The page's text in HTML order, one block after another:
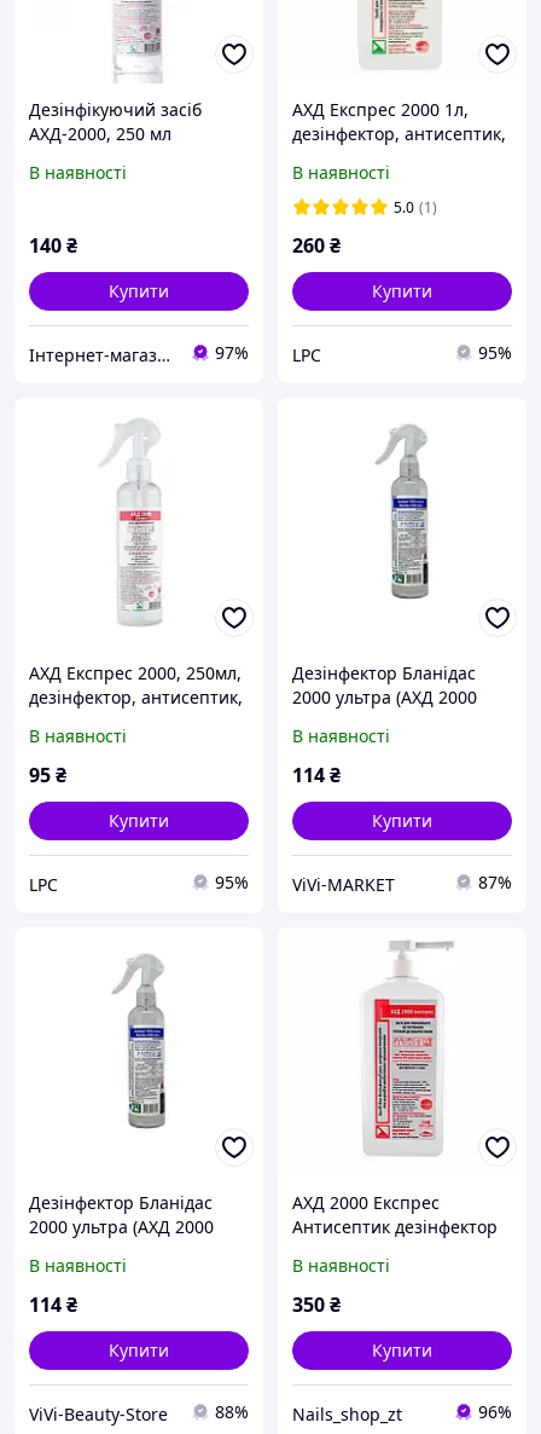
Дезінфікуючий засіб
АХД-2000, 250 мл
інструментів,
В наявності
140₴
Купити
Інтернет-магазин "Топ Маркет2014" 97%
АХД Експрес 2000 1л,
дезінфектор, антисептик,
оригінал, дезинфектор
ахд 1000 мл
В наявності
5.0 (1)
260₴
Купити
LPC 95%
АХД Експрес 2000, 250мл,
дезінфектор, антисептик,
оригінал, дезинфектор
ахд 250 мл
В наявності
95₴
Купити
LPC 95%
Дезінфектор Бланідас
2000 ультра (АХД 2000
тригером, що дозує
В наявності
114₴
Купити
ViVi-MARKET 87%
Дезінфектор Бланідас
2000 ультра (АХД 2000
тригером, що дозує
В наявності
114₴
Купити
ViVi-Beauty-Store 88%
АХД 2000 Експрес
Антисептик дезінфектор
В наявності
350₴
Купити
Nails_shop_zt 96%